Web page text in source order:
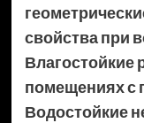
свойства при
Влагостойкие
помещениях с
Водостойкие